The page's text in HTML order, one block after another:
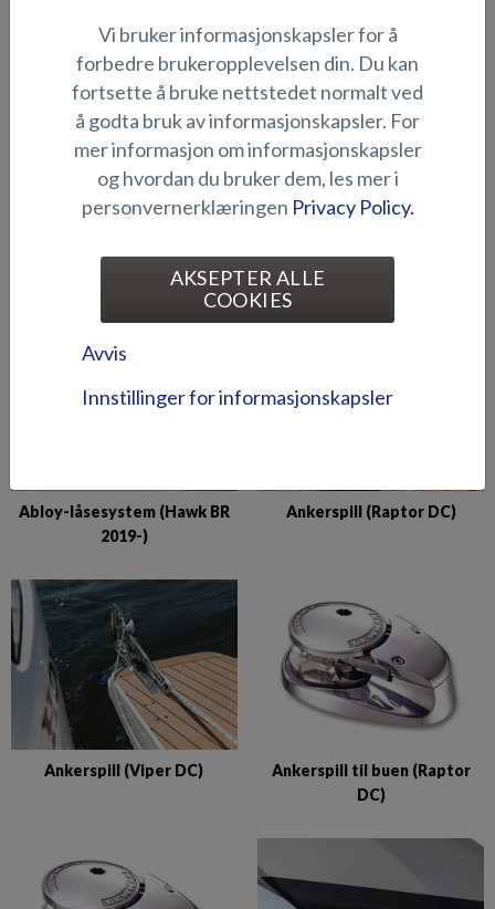
ELEKTRONIKK OG ANDRE TILBEHØR
Abloy-låsesett (Puma BRz)
Abloy-låsesystem (Fox
Abloy-låsesystem (Hawk BR
2019-)
Ankerspill (Raptor DC)
Ankerspill (Viper DC)
Ankerspill til buen (Raptor
DC)
Vi bruker informasjonskapsler for å
forbedre brukeropplevelsen din. Du kan
fortsette å bruke nettstedet normalt ved
å godta bruk av informasjonskapsler. For
mer informasjon om informasjonskapsler
og hvordan du bruker dem, les mer i
personvernerklæringen Privacy Policy.
AKSEPTER ALLE
COOKIES
Avvis
Innstillinger for informasjonskapsler